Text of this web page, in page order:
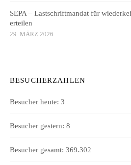
SEPA – Lastschriftmandat für
erteilen
29. MÄRZ 2026
BESUCHERZAHLEN
Besucher heute: 3
Besucher gestern: 8
Besucher gesamt: 369.302